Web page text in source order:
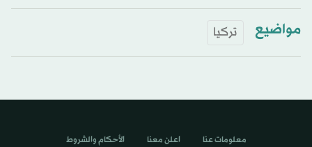
مواضيع تركيا
معلومات عنا اعلن معنا الأحكام والشروط